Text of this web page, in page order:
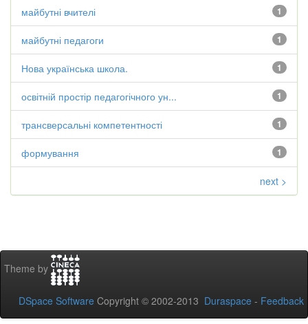
1
майбутні вчителі
1
майбутні педагоги
1
Нова українська школа.
1
освітній простір педагогічного ун...
1
трансверсальні компетентності
1
формування
next >
Theme by
DSpace Software Copyright © 2002-2013 Duraspace - Feedback